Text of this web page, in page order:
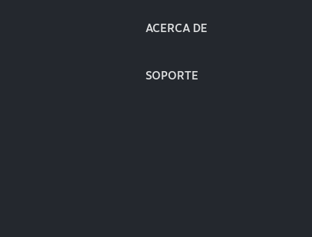
ACERCA DE
SOPORTE